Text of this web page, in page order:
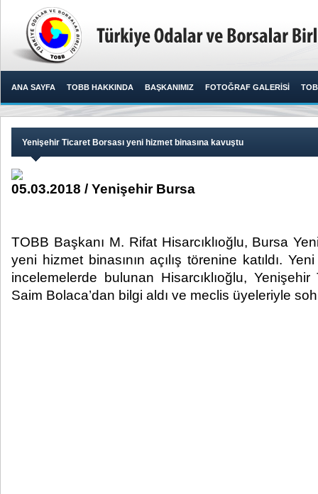
ANA SAYFA TOBB HAKKINDA BAŞKANIMIZ FOTOĞRAF GALERİSİ
Yenişehir Ticaret Borsası yeni hizmet binasına kavuştu
05.03.2018 / Yenişehir Bursa
TOBB Başkanı M. Rifat Hisarcıklıoğlu, Bursa
yeni hizmet binasının açılış törenine katıldı.
incelemelerde bulunan Hisarcıklıoğlu, Yenişehir
Saim Bolaca’dan bilgi aldı ve meclis üyeleriyle